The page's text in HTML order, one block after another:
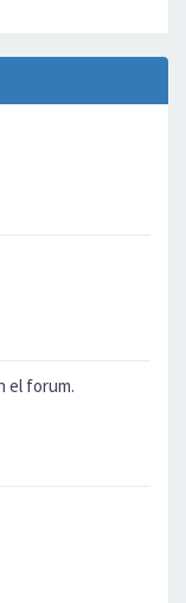
el forum.